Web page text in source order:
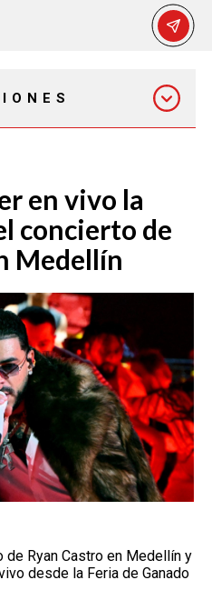
7:00 PM
en vivo la
concierto de
Medellín
de Ryan Castro en Medellín y
desde la Feria de Ganado